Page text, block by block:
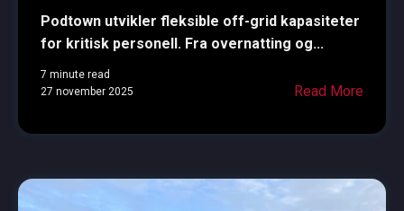
Podtown utvikler fleksible off-grid kapasiteter
for kritisk personell. Fra overnatting og...
7 minute read
27 november 2025
Read More